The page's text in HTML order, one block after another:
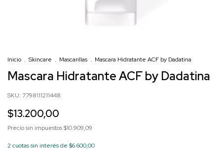
Inicio . Skincare . Mascarillas . Mascara Hidratante ACF by Dadatina
Mascara Hidratante ACF by Dadatina
SKU: 7798111211448
$13.200,00
Precio sin impuestos$10.909,09
2 cuotas sin interés de $6.600,00